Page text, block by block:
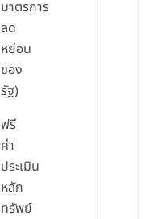
มาตรการ
ลด
หย่อน
ของ
รัฐ)
ฟรี
ค่า
ประเมิน
หลัก
ทรัพย์